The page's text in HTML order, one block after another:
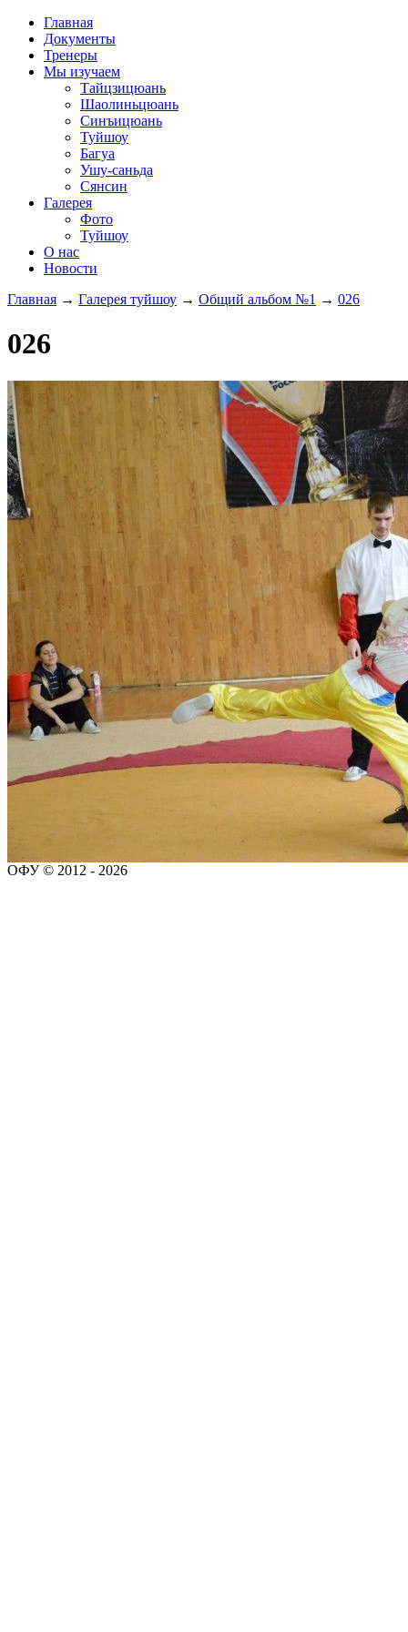
Главная
Документы
Тренеры
Мы изучаем
Тайцзицюань
Шаолиньцюань
Синъицюань
Туйшоу
Багуа
Ушу-саньда
Сянсин
Галерея
Фото
Туйшоу
О нас
Новости
Главная → Галерея туйшоу → Общий альбом №1 → 026
026
ОФУ © 2012 - 2026